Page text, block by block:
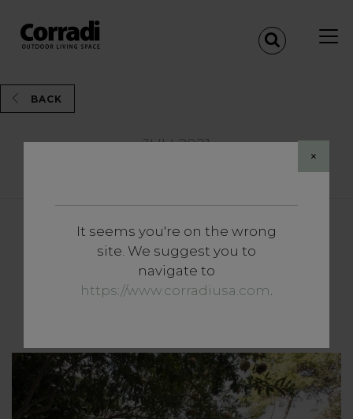
×
It seems you're on the wrong
site. We suggest you to
navigate to
https://www.corradiusa.com.
BACK
JULI 2021
Vertiefungen
Herzlich willkommen im
Dschungel, herzlich